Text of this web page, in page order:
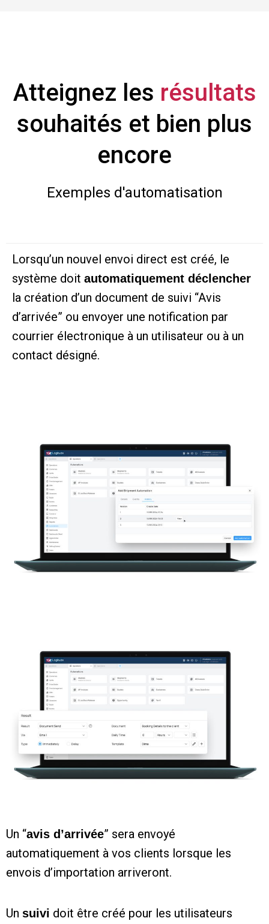
Atteignez les résultats
souhaités et bien plus
encore
Exemples d'automatisation
Lorsqu’un nouvel envoi direct est créé, le
système doit automatiquement déclencher
la création d’un document de suivi “Avis
d’arrivée” ou envoyer une notification par
courrier électronique à un utilisateur ou à un
contact désigné.
Un “avis d’arrivée” sera envoyé
automatiquement à vos clients lorsque les
envois d’importation arriveront.
Un suivi doit être créé pour les utilisateurs